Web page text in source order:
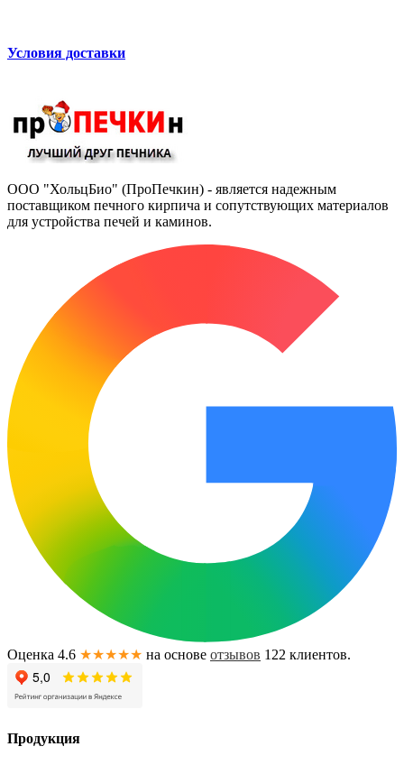
Условия доставки
ООО "ХольцБио" (ПроПечкин) - является надежным
поставщиком печного кирпича и сопутствующих материалов
для устройства печей и каминов.
Оценка 4.6 ★★★★★ на основе отзывов 122 клиентов.
Продукция